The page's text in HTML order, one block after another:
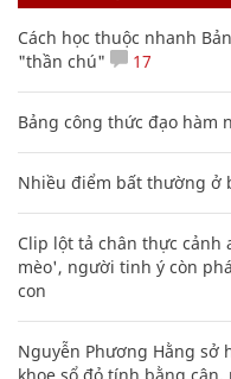
Cách học thuộc nhanh
"thần chú"
17
Bảng công thức đạo hàm
Nhiều điểm bất thường ở
Clip lột tả chân thực
mèo', người tinh ý còn
con
Nguyễn Phương Hằng
khoe sổ đỏ tính bằng